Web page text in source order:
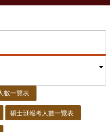
數一覽表
碩士班報考人數一覽表